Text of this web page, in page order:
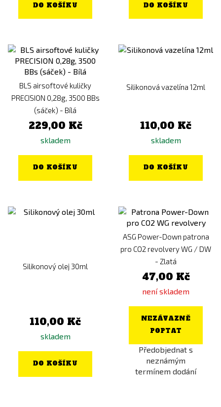
DO KOŠÍKU DO KOŠÍKU
BLS airsoftové kuličky
PRECISION 0,28g, 3500 BBs
(sáček) - Bílá
229,00 Kč
skladem
DO KOŠÍKU
Silikonová vazelína 12ml
110,00 Kč
skladem
DO KOŠÍKU
Silikonový olej 30ml
110,00 Kč
skladem
DO KOŠÍKU
ASG Power-Down patrona
pro CO2 revolvery WG / DW
- Zlatá
47,00 Kč
není skladem
NEZÁVAZNĚ
POPTAT
Předobjednat s
neznámým
termínem dodání